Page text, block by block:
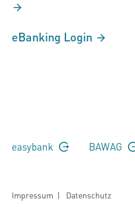
eBanking Login
easybank BAWAG
Impressum | Datenschutz